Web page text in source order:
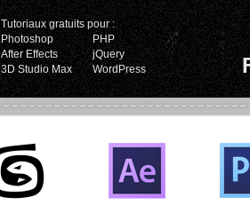
Tutoriaux gratuits pour :
Photoshop
PHP
After Effects
jQuery
3D Studio Max
WordPress